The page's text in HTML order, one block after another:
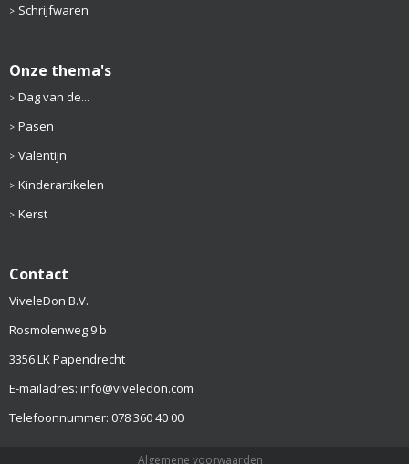
Schrijfwaren
Onze thema's
Dag van de...
Pasen
Valentijn
Kinderartikelen
Kerst
Contact
ViveleDon B.V.
Rosmolenweg 9 b
3356 LK Papendrecht
E-mailadres: info@viveledon.com
Telefoonnummer: 078 360 40 00
Algemene voorwaarden